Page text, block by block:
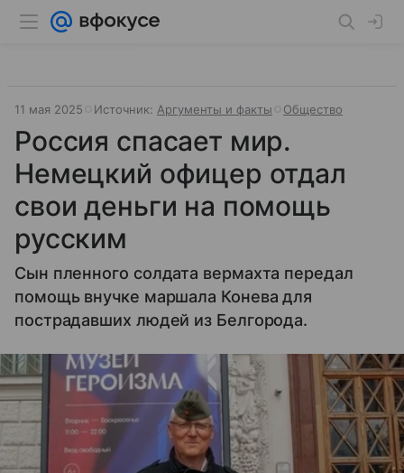
11 мая 2025 Источник: Аргументы и факты Общество
Россия спасает мир.
Немецкий офицер отдал
свои деньги на помощь
русским
Сын пленного солдата вермахта передал
помощь внучке маршала Конева для
пострадавших людей из Белгорода.